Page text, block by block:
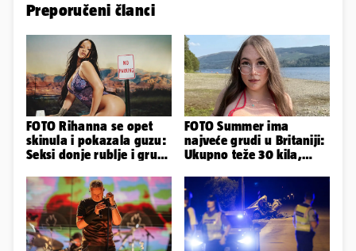
Preporučeni članci
FOTO Rihanna se opet
skinula i pokazala guzu:
Seksi donje rublje i grudi
FOTO Summer ima
najveće grudi u Britaniji:
Ukupno teže 30 kila,
smanjivanju...